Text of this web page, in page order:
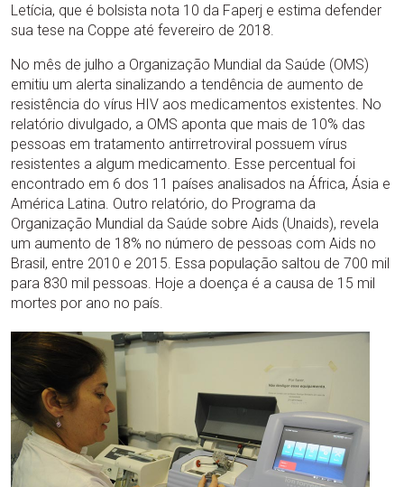
Letícia, que é bolsista nota 10 da Faperj e estima defender
sua tese na Coppe até fevereiro de 2018.
No mês de julho a Organização Mundial da Saúde (OMS)
emitiu um alerta sinalizando a tendência de aumento de
resistência do vírus HIV aos medicamentos existentes. No
relatório divulgado, a OMS aponta que mais de 10% das
pessoas em tratamento antirretroviral possuem vírus
resistentes a algum medicamento. Esse percentual foi
encontrado em 6 dos 11 países analisados na África, Ásia e
América Latina. Outro relatório, do Programa da
Organização Mundial da Saúde sobre Aids (Unaids), revela
um aumento de 18% no número de pessoas com Aids no
Brasil, entre 2010 e 2015. Essa população saltou de 700 mil
para 830 mil pessoas. Hoje a doença é a causa de 15 mil
mortes por ano no país.